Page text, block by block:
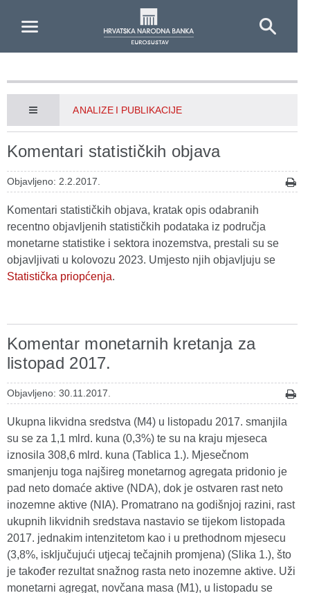
ANALIZE I PUBLIKACIJE
Komentari statističkih objava
Objavljeno: 2.2.2017.
Komentari statističkih objava, kratak opis odabranih
recentno objavljenih statističkih podataka iz područja
monetarne statistike i sektora inozemstva, prestali su se
objavljivati u kolovozu 2023. Umjesto njih objavljuju se
Statistička priopćenja.
Komentar monetarnih kretanja za
listopad 2017.
Objavljeno: 30.11.2017.
Ukupna likvidna sredstva (M4) u listopadu 2017. smanjila
su se za 1,1 mlrd. kuna (0,3%) te su na kraju mjeseca
iznosila 308,6 mlrd. kuna (Tablica 1.). Mjesečnom
smanjenju toga najšireg monetarnog agregata pridonio je
pad neto domaće aktive (NDA), dok je ostvaren rast neto
inozemne aktive (NIA). Promatrano na godišnjoj razini, rast
ukupnih likvidnih sredstava nastavio se tijekom listopada
2017. jednakim intenzitetom kao i u prethodnom mjesecu
(3,8%, isključujući utjecaj tečajnih promjena) (Slika 1.), što
je također rezultat snažnog rasta neto inozemne aktive. Uži
monetarni agregat, novčana masa (M1), u listopadu se